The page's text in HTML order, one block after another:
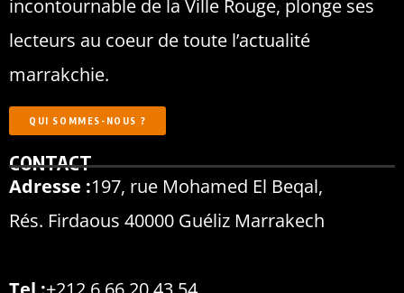
incontournable de la Ville Rouge, plonge ses
lecteurs au coeur de toute l’actualité
marrakchie.
QUI SOMMES-NOUS ?
CONTACT
Adresse :197, rue Mohamed El Beqal,
Rés. Firdaous 40000 Guéliz Marrakech